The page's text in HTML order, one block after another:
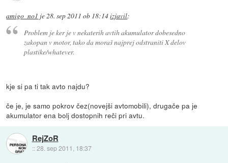
amigo_no1 je28. sep 2011 ob 18:14izjavil:
Problem je ker je v nekaterih avtih akumulator dobesedno
zakopan v motor, tako da moraš najprej odstraniti X delov
plastike/whatever.
kje si pa ti tak avto najdu?
če je, je samo pokrov čez(novejši avtomobili), drugače pa je
akumulator ena bolj dostopnih reči pri avtu.
RejZoR
::28. sep 2011, 18:37